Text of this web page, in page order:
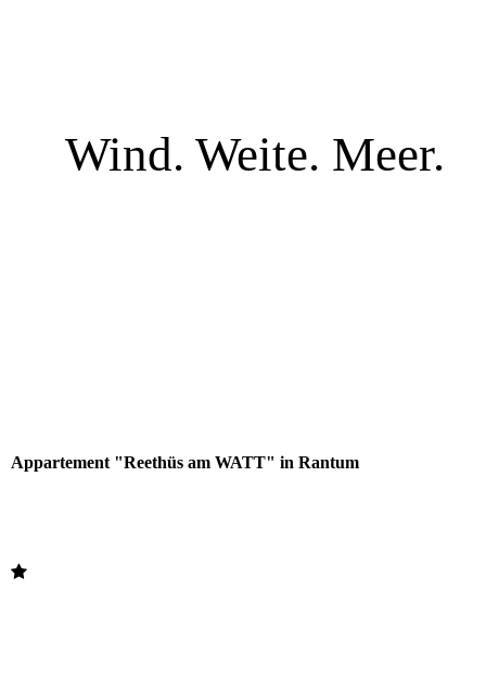
Wind. Weite. Meer.
Appartement "Reethüs am WATT" in Rantum